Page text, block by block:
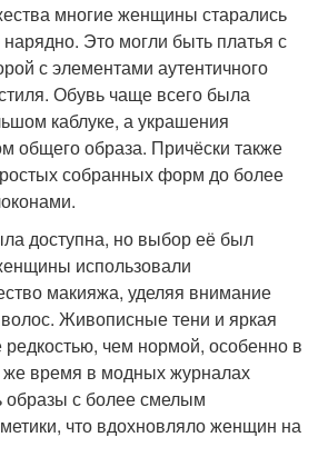
многие женщины старались
Это могли быть платья с
с элементами аутентичного
Обувь чаще всего была
каблуке, а украшения
общего образа. Причёски также
собранных форм до более
доступна, но выбор её был
использовали
макияжа, уделяя внимание
Живописные тени и яркая
чем нормой, особенно в
же время в модных журналах
с более смелым
что вдохновляло женщин на